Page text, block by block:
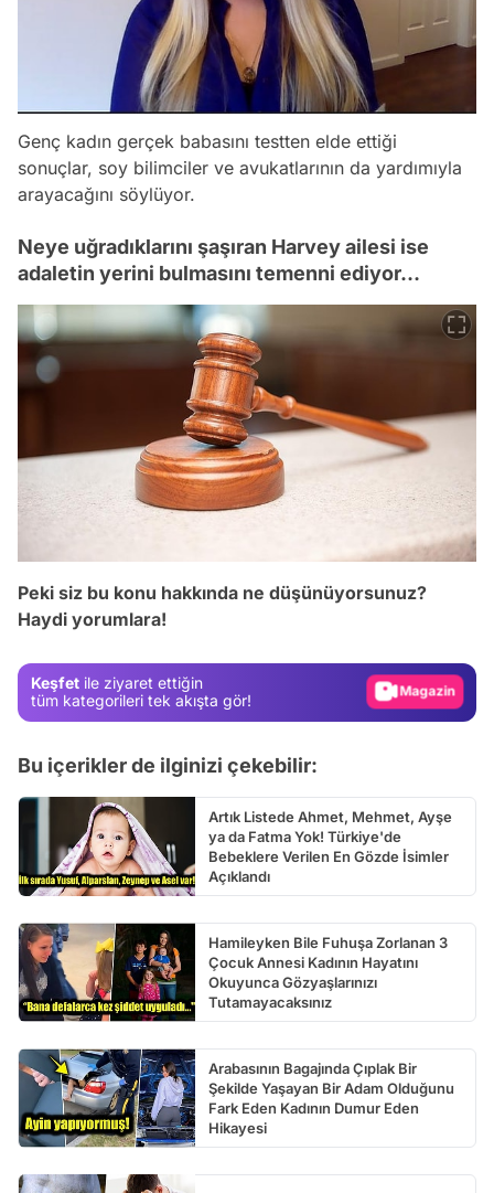
Genç kadın gerçek babasını testten elde ettiği
sonuçlar, soy bilimciler ve avukatlarının da yardımıyla
arayacağını söylüyor.
Neye uğradıklarını şaşıran Harvey ailesi ise
adaletin yerini bulmasını temenni ediyor…
Peki siz bu konu hakkında ne düşünüyorsunuz?
Haydi yorumlara!
Keşfet ile ziyaret ettiğin
tüm kategorileri tek akışta gör!
Video
Video
Bu içerikler de ilginizi çekebilir:
Artık Listede Ahmet, Mehmet, Ayşe
ya da Fatma Yok! Türkiye'de
Bebeklere Verilen En Gözde İsimler
Açıklandı
Hamileyken Bile Fuhuşa Zorlanan 3
Çocuk Annesi Kadının Hayatını
Okuyunca Gözyaşlarınızı
Tutamayacaksınız
Arabasının Bagajında Çıplak Bir
Şekilde Yaşayan Bir Adam Olduğunu
Fark Eden Kadının Dumur Eden
Hikayesi